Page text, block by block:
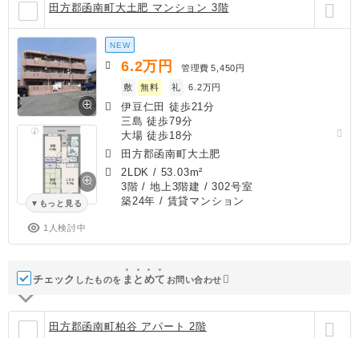
田方郡函南町大土肥 マンション 3階
もっと見る
1人検討中
NEW
6.2万円 管理費 5,450円
敷
無料 礼 6.2万円
伊豆仁田 徒歩21分
三島 徒歩79分
大場 徒歩18分
田方郡函南町大土肥
2LDK / 53.03m²
3階 / 地上3階建 / 302号室
築24年 / 賃貸マンション
チェック したものを ま と めて お問い合わせ
田方郡函南町柏谷 アパート 2階